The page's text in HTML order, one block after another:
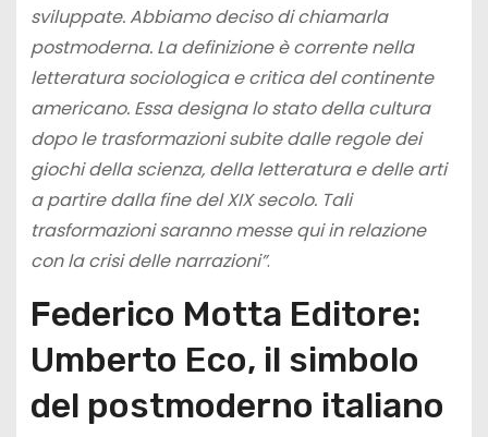
sviluppate. Abbiamo deciso di chiamarla
postmoderna. La definizione è corrente nella
letteratura sociologica e critica del continente
americano. Essa designa lo stato della cultura
dopo le trasformazioni subite dalle regole dei
giochi della scienza, della letteratura e delle arti
a partire dalla fine del XIX secolo. Tali
trasformazioni saranno messe qui in relazione
con la crisi delle narrazioni”.
Federico Motta Editore:
Umberto Eco, il simbolo
del postmoderno italiano